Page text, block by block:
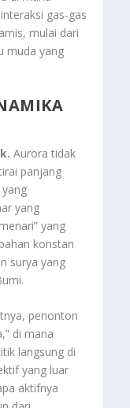
gas-gas
mulai dari
muda yang
Aurora tidak
panjang
yang
yang
konstan
surya yang
penonton
di mana
langsung di
yang luar
aktifnya